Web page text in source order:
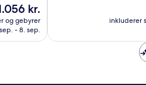
1.056 kr.
kr.
og gebyrer
- 8. sep.
inkluderer